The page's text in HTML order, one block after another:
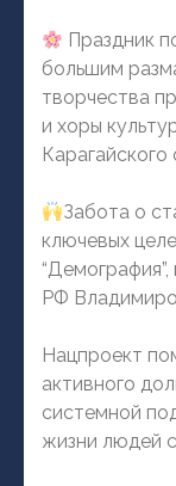
Праздник
большим
творчества
и хоры
Карагайского
Забота о
ключевых
РФ
Нацпроект
активного
системной
жизни людей